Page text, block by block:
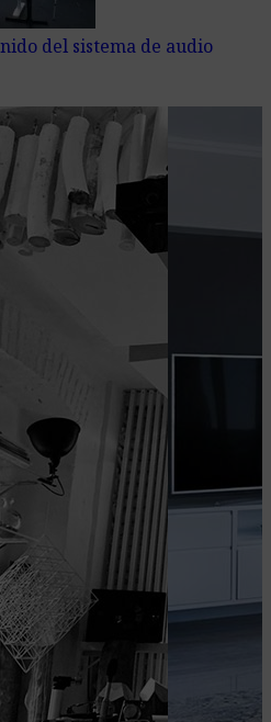
del sistema de audio